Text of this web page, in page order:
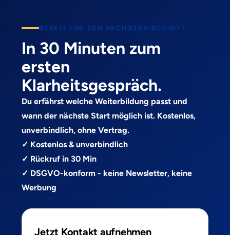
BEREIT FUR DEN NACHSTEN SCHRITT
In 30 Minuten zum
ersten
Klarheitsgespräch.
Du erfährst welche Weiterbildung passt und
wann der nächste Start möglich ist. Kostenlos,
unverbindlich, ohne Vertrag.
✓ Kostenlos & unverbindlich
✓ Rückruf in 30 Min
✓ DSGVO-konform - keine Newsletter, keine
Werbung
Jetzt Kontakt aufnehmen